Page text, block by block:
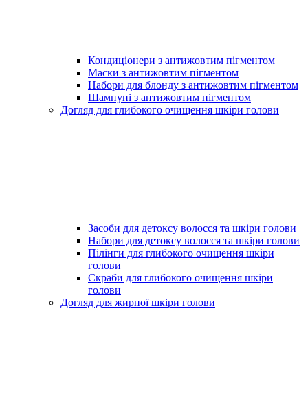
Кондиціонери з антижовтим пігментом
Маски з антижовтим пігментом
Набори для блонду з антижовтим пігментом
Шампуні з антижовтим пігментом
Догляд для глибокого очищення шкіри голови
Засоби для детоксу волосся та шкіри голови
Набори для детоксу волосся та шкіри голови
Пілінги для глибокого очищення шкіри
голови
Скраби для глибокого очищення шкіри
голови
Догляд для жирної шкіри голови